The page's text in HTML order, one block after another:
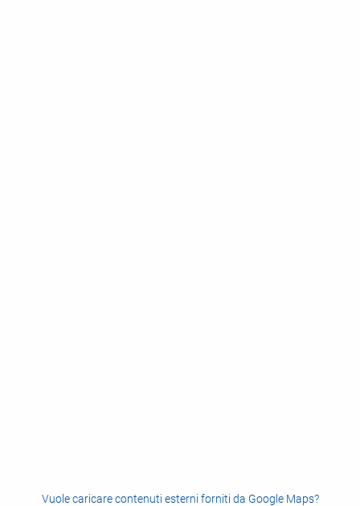
Vuole caricare contenuti esterni forniti da Google Maps?